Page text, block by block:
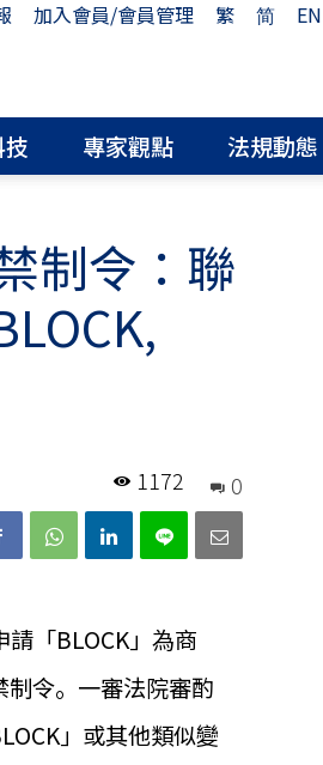
加入會員/會員管理 繁 简 EN
專家觀點 法規動態
制令：聯
0
1172
「BLOCK」為商
制令。一審法院審酌
」或其他類似變